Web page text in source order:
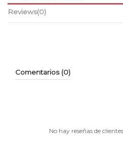
Reviews(0)
Comentarios (0)
No hay reseñas de